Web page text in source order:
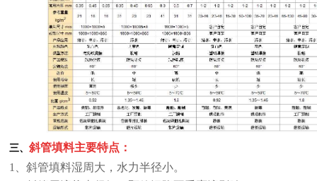
三、斜管填料主要特点：
1、斜管填料湿周大，水力半径小。